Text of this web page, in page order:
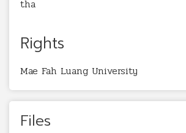
tha
Rights
Mae Fah Luang University
Files